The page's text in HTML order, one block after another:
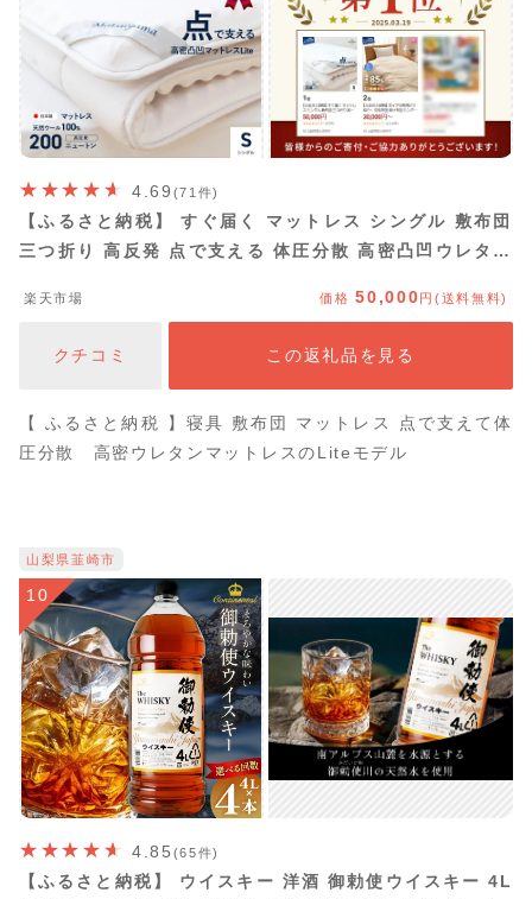
4.69 (71件)
【ふるさと納税】 すぐ届く マットレス シングル 敷布団
三つ折り 高反発 点で支える 体圧分散 高密凸凹ウレタン
グ付き 厚み7.5cm 綿100% ベッド 暖かい 最短発送 最速
楽天市場 価格50,000 円(送料無料)
クチコミ この返礼品を見る
【 ふるさと納税 】寝具 敷布団 マットレス 点で支えて体
圧分散 高密ウレタンマットレスのLiteモデル
山梨県韮崎市
10
4.85 (65件)
【ふるさと納税】 ウイスキー 洋酒 御勅使ウイスキー 4L